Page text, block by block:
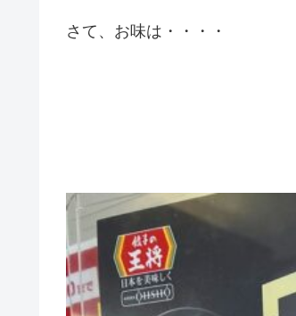
さて、お味は・・・・